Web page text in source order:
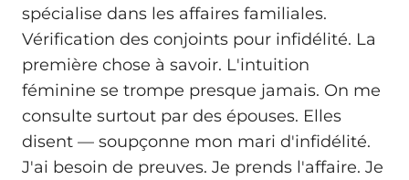
spécialise dans les affaires familiales.
Vérification des conjoints pour infidélité. La
première chose à savoir. L'intuition
féminine se trompe presque jamais. On me
consulte surtout par des épouses. Elles
disent — soupçonne mon mari d'infidélité.
J'ai besoin de preuves. Je prends l'affaire. Je